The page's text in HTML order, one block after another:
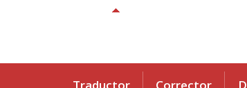
Traductor Corrector